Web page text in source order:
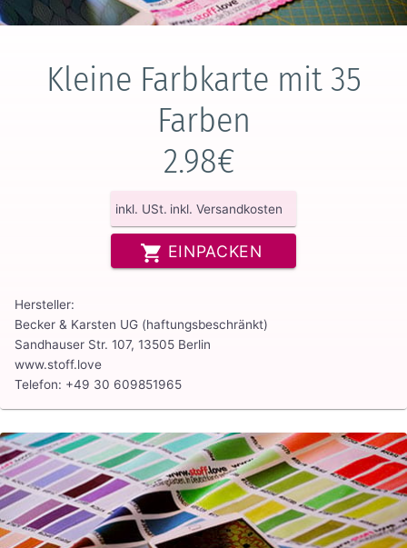
Kleine Farbkarte mit 35
Farben
2.98€
inkl. USt. inkl. Versandkosten
EINPACKEN
Hersteller:
Becker & Karsten UG (haftungsbeschränkt)
Sandhauser Str. 107, 13505 Berlin
www.stoff.love
Telefon: +49 30 609851965